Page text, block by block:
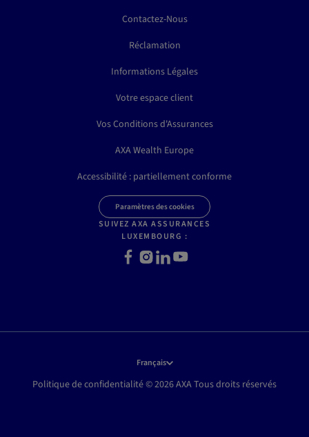
Contactez-Nous
Réclamation
Informations Légales
Votre espace client
Vos Conditions d'Assurances
AXA Wealth Europe
Accessibilité : partiellement conforme
Paramètres des cookies
SUIVEZ AXA ASSURANCES
LUXEMBOURG :
Facebook
Instagram
LinkedInYoutube
Français
Politique de confidentialité © 2026 AXA Tous droits réservés